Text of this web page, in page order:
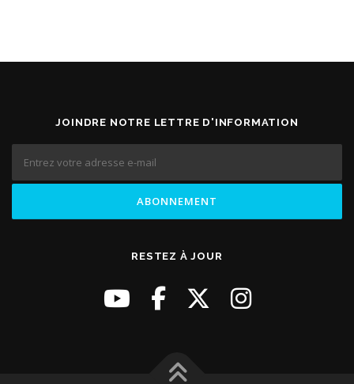
JOINDRE NOTRE LETTRE D'INFORMATION
RESTEZ À JOUR